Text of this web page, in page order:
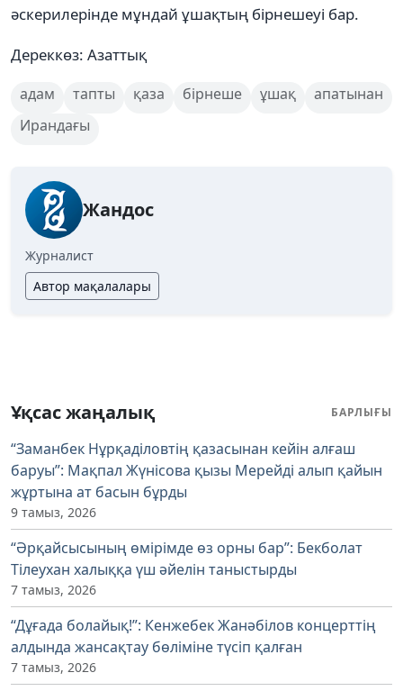
әскерилерінде мұндай ұшақтың бірнешеуі бар.
Дереккөз: Азаттық
адам тапты қаза бірнеше ұшақ
апатынан
Ирандағы
Жандос
Журналист
Автор мақалалары
Ұқсас жаңалық БАРЛЫҒЫ
“Заманбек Нұрқаділовтің қазасынан кейін алғаш
баруы”: Мақпал Жүнісова қызы Мерейді алып қайын
жұртына ат басын бұрды
9 тамыз, 2026
“Әрқайсысының өмірімде өз орны бар”: Бекболат
Тілеухан халыққа үш әйелін таныстырды
7 тамыз, 2026
“Дұғада болайық!”: Кенжебек Жанәбілов концерттің
алдында жансақтау бөліміне түсіп қалған
7 тамыз, 2026